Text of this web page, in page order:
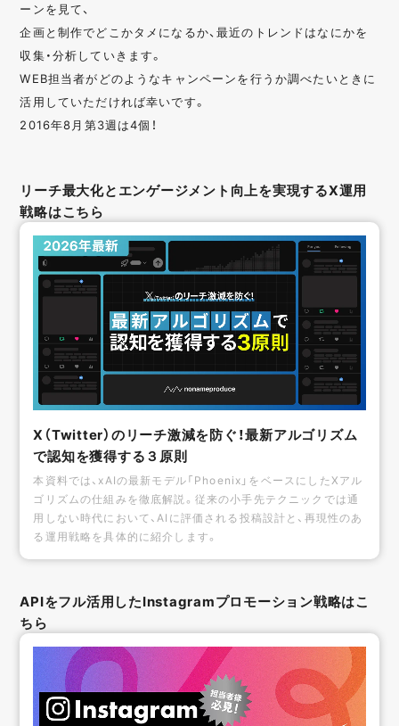
ーンを見て、
企画と制作でどこかタメになるか、最近のトレンドはなにかを
収集・分析していきます。
WEB担当者がどのようなキャンペーンを行うか調べたいときに
活用していただければ幸いです。
2016年8月第3週は4個！
リーチ最大化とエンゲージメント向上を実現するX運用
戦略はこちら
X（Twitter）のリーチ激減を防ぐ！最新アルゴリズム
で認知を獲得する３原則
本資料では、xAIの最新モデル「Phoenix」をベースにしたXアル
ゴリズムの仕組みを徹底解説。従来の小手先テクニックでは通
用しない時代において、AIに評価される投稿設計と、再現性のあ
る運用戦略を具体的に紹介します。
APIをフル活用したInstagramプロモーション戦略はこ
ちら